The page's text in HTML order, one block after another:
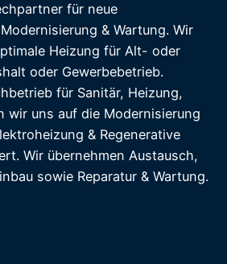
für neue
& Wartung. Wir
Heizung für Alt- oder
oder Gewerbebetrieb.
für Sanitär, Heizung,
wir uns auf die Modernisierung
& Regenerative
Wir übernehmen Austausch,
sowie Reparatur & Wartung.